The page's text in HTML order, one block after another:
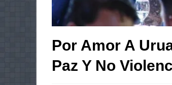
Por Amor A
Paz Y No